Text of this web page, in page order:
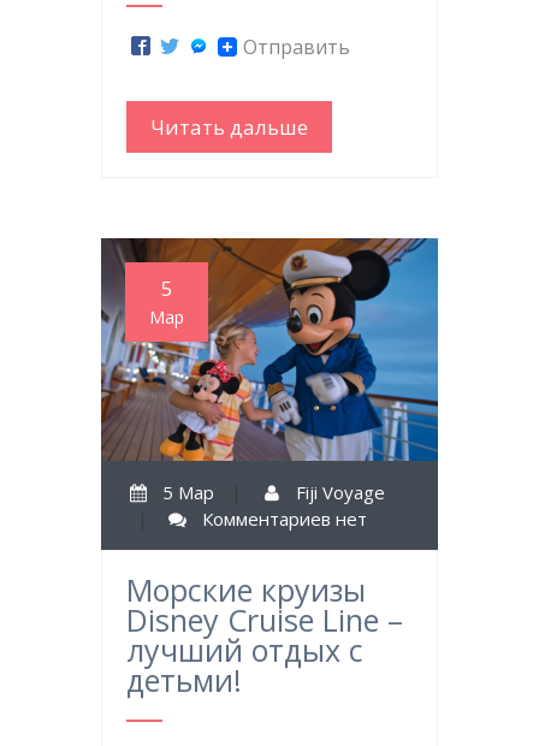
Отправить
Читать дальше
5
Мар
5 Мар
Fiji Voyage
Комментариев нет
Морские круизы
Disney Cruise Line –
лучший отдых с
детьми!